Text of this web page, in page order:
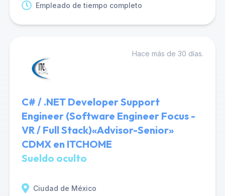
Empleado de tiempo completo
Hace más de 30 días.
C# / .NET Developer Support
Engineer (Software Engineer Focus -
VR / Full Stack)«Advisor-Senior»
CDMX en ITCHOME
Sueldo oculto
Ciudad de México